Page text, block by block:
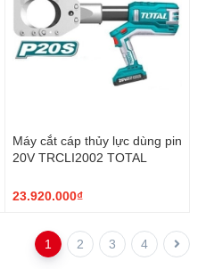
Máy cắt cáp thủy lực dùng pin
20V TRCLI2002 TOTAL
23.920.000₫
1 2 3 4